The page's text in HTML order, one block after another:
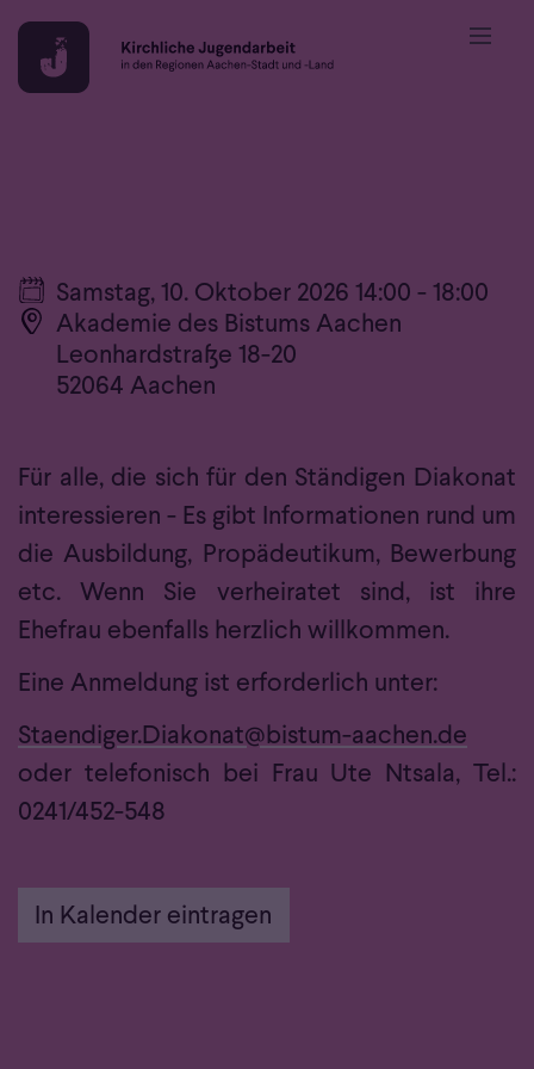
Zum Inhalt springen
Datum:Samstag, 10. Oktober 2026 14:00 - 18:00
Ort:Akademie des Bistums Aachen
Leonhardstraße 18-20
52064 Aachen
Für alle, die sich für den Ständigen Diakonat
interessieren - Es gibt Informationen rund um
die Ausbildung, Propädeutikum, Bewerbung
etc. Wenn Sie verheiratet sind, ist ihre
Ehefrau ebenfalls herzlich willkommen.
Eine Anmeldung ist erforderlich unter:
Staendiger.Diakonat@bistum-aachen.de
oder telefonisch bei Frau Ute Ntsala, Tel.:
0241/452-548
In Kalender eintragen